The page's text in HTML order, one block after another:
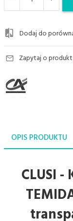
Dodaj do
Zapytaj o produkt
OPIS PRODUKTU
CLUSI